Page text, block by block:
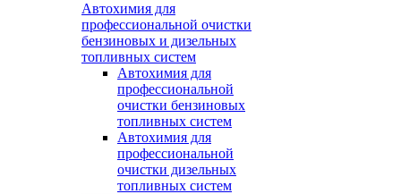
Автохимия для
профессиональной очистки
бензиновых и дизельных
топливных систем
Автохимия для
профессиональной
очистки бензиновых
топливных систем
Автохимия для
профессиональной
очистки дизельных
топливных систем